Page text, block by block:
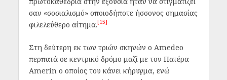
σαν «σοσιαλισμό» οποιοδήποτε ήσσονος σημασίας
φιλελεύθερο αίτημα.[15]
Στη δεύτερη εκ των τριών σκηνών o Amedeo
περπατά σε κεντρικό δρόμο μαζί με τον Πατέρα
Amerin ο οποίος του κάνει κήρυγμα, ενώ